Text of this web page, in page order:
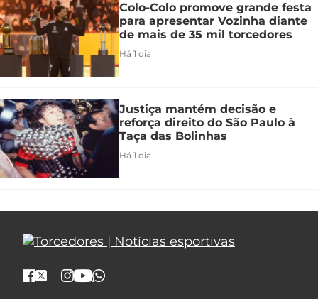
Colo-Colo promove grande festa
para apresentar Vozinha diante
de mais de 35 mil torcedores
Há 1 dia
Justiça mantém decisão e
reforça direito do São Paulo à
Taça das Bolinhas
Há 1 dia